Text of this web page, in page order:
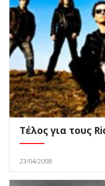
Τέλος για τους
23/04/2008